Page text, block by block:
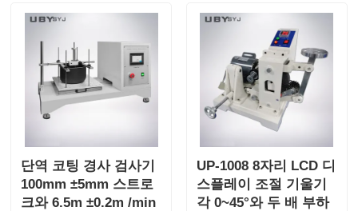
단역 코팅 경사 검사기
100mm ±5mm 스트로
크와 6.5m ±0.2m /min
UP-1008 8자리 LCD 디
스플레이 조절 기울기
각 0~45°와 두 배 부하